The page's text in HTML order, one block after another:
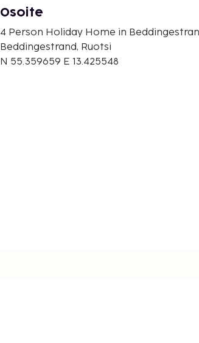
Osoite
4 Person Holiday Home in
Beddingestrand, Ruotsi
N 55.359659 E 13.425548